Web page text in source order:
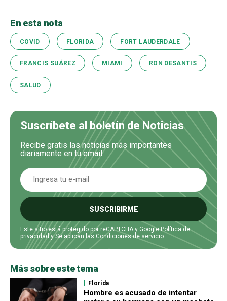
En esta nota
COVID FLORIDA FORT LAUDERDALE
FRANCIS SUÁREZ MIAMI RON DESANTIS
SALUD
Suscríbete al boletín de Noticias
Recibe gratis las noticias más importantes
diariamente en tu email
SUSCRIBIRME
Este sitio está protegido por reCAPTCHA y GooglePolítica de
privacidady Se aplican las Condiciones de servicio.
Más sobre este tema
Florida
Hombre es acusado de intentar